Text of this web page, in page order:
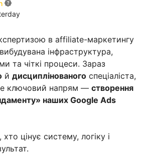
в affiliate-маркетингу
інфраструктура,
та чіткі процеси. Зараз
й дисциплінованого спеціаліста,
ключовий напрям — створення
наших Google Ads
цінує систему, логіку і